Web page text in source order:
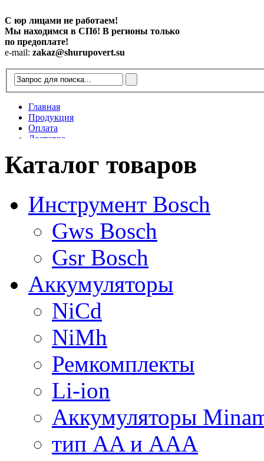
С юр лицами не работаем!
Мы находимся в СПб! В регионы только
по предоплате!
e-mail: zakaz@shurupovert.su
Главная
Продукция
Оплата
Доставка
Статьи
Каталог товаров
Инструмент Bosch
Gws Bosch
Gsr Bosch
Аккумуляторы
NiCd
NiMh
Ремкомплекты
Li-ion
Аккумуляторы
тип AA и AAA